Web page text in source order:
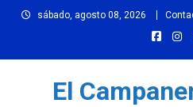
sábado, agosto 08, 2026
El